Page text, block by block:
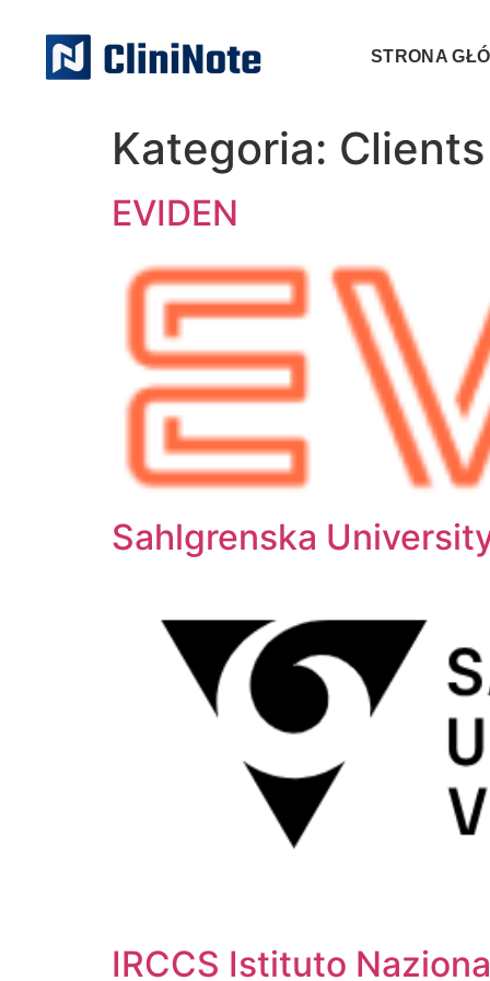
STRONA
Kategoria: Clients
EVIDEN
Sahlgrenska
IRCCS Istituto